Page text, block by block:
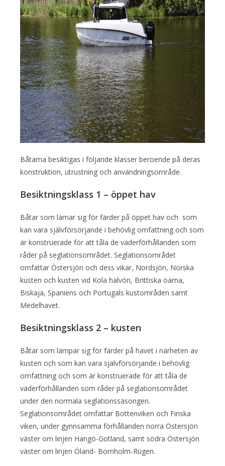
Båtarna besiktigas i följande klasser beroende på deras
konstruktion, utrustning och användningsområde.
Besiktningsklass 1 – öppet hav
Båtar som lämar sig för färder på öppet hav och som
kan vara självförsörjande i behövlig omfattning och som
är konstruerade för att tåla de väderförhållanden som
råder på seglationsområdet. Seglationsområdet
omfattar Östersjön och dess vikar, Nordsjön, Norska
kusten och kusten vid Kola halvön, Brittiska öarna,
Biskaja, Spaniens och Portugals kustområden samt
Medelhavet.
Besiktningsklass 2 – kusten
Båtar som lämpar sig för färder på havet i närheten av
kusten och som kan vara självförsörjande i behövlig
omfattning och som är konstruerade för att tåla de
väderförhållanden som råder på seglationsområdet
under den normala seglationssäsongen.
Seglationsområdet omfattar Bottenviken och Finska
viken, under gynnsamma förhållanden norra Östersjön
väster om linjen Hangö-Gotland, samt södra Östersjön
väster om linjen Öland- Bornholm-Rügen.